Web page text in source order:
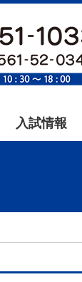
入試情報